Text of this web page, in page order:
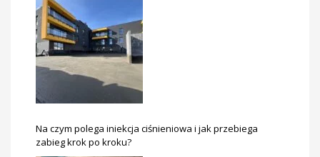
Na czym polega iniekcja ciśnieniowa i jak przebiega
zabieg krok po kroku?